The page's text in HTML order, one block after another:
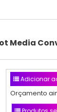
Media
Adicionar
Orçamento